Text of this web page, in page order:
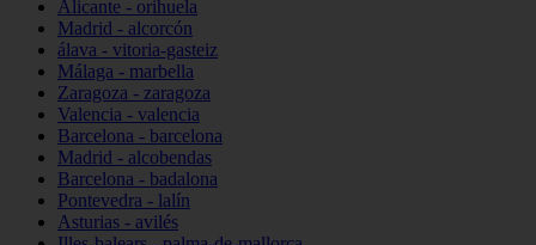
Alicante - orihuela
Madrid - alcorcón
álava - vitoria-gasteiz
Málaga - marbella
Zaragoza - zaragoza
Valencia - valencia
Barcelona - barcelona
Madrid - alcobendas
Barcelona - badalona
Pontevedra - lalín
Asturias - avilés